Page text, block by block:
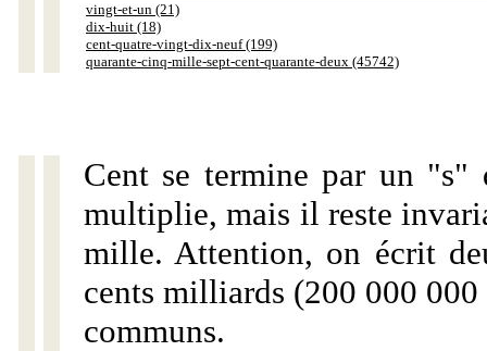
vingt-et-un (21)
dix-huit (18)
cent-quatre-vingt-dix-neuf (199)
quarante-cinq-mille-sept-cent-quarante-deux (45742)
Cent se termine par un "s"
multiplie, mais il reste
mille. Attention, on écrit
cents milliards (200 000
communs.